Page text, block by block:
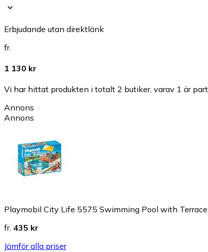
Erbjudande utan direktlänk
fr.
1 130 kr
Vi har hittat produkten i totalt 2 butiker, varav 1 är
Annons
Annons
Playmobil City Life 5575 Swimming Pool with Terrace
fr. 435 kr
Jämför alla priser